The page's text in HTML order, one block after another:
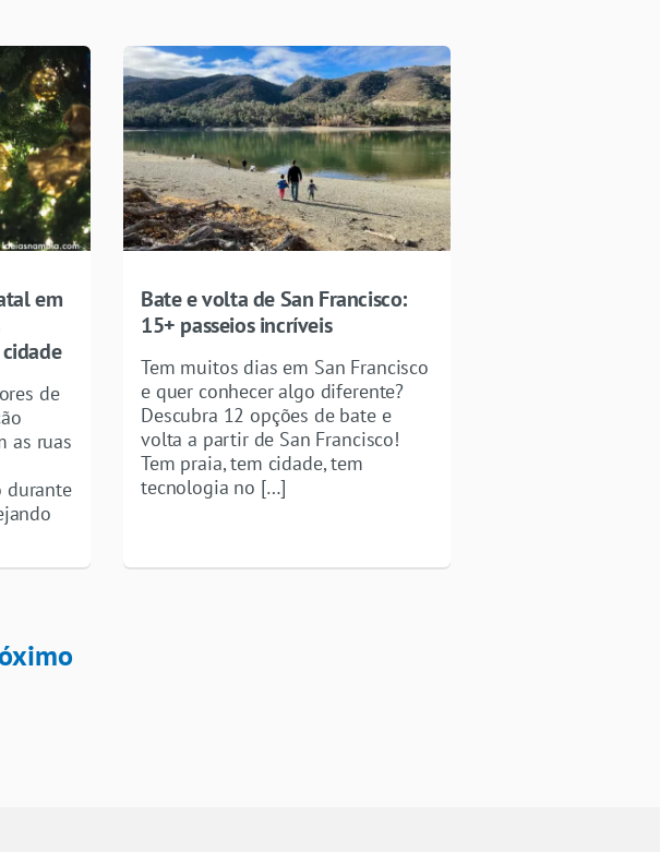
em
de
as ruas
durante
Bate e volta de San Francisco:
15+ passeios incríveis
Tem muitos dias em San Francisco
e quer conhecer algo diferente?
Descubra 12 opções de bate e
volta a partir de San Francisco!
Tem praia, tem cidade, tem
tecnologia no […]